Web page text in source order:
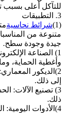
للتآكل أعلى بسبب
3. التطبيقات
(1)
شرائط نحاسية
متنوعة من
جيدة وجودة سطح.
1) الصناعة
وأغطية الحماية،
2)الديكور
إلى ذلك.
3) تصنيع الآلات:
ذلك.
4)الأدوات اليومية: السحابات والأزرار وما إلى ذلك.